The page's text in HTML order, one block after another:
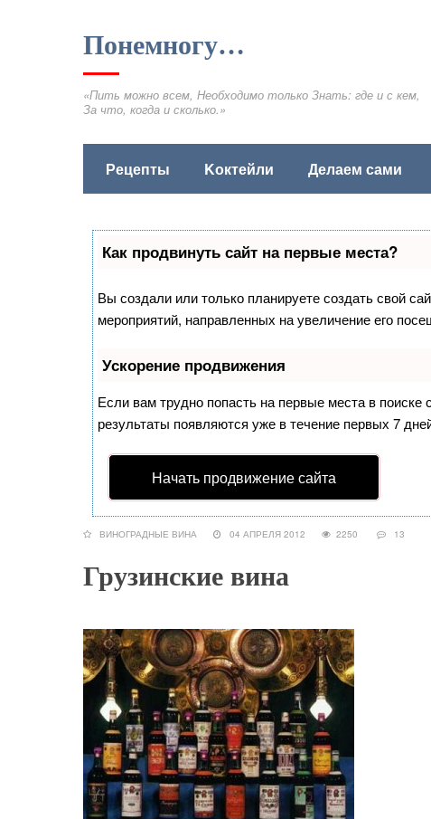
Понемногу…
«Пить можно всем, Необходимо только Знать: где и с кем,
За что, когда и сколько.»
Рецепты Kоктейли Делаем сами
Как продвинуть сайт на первые места?
Вы создали или только планируете создать свой
мероприятий, направленных на увеличение его
Ускорение продвижения
Если вам трудно попасть на первые места в поиске
результаты появляются уже в течение первых 7
Начать продвижение сайта
ВИНОГРАДНЫЕ ВИНА 04 АПРЕЛЯ 2012 2250 13
Грузинские вина